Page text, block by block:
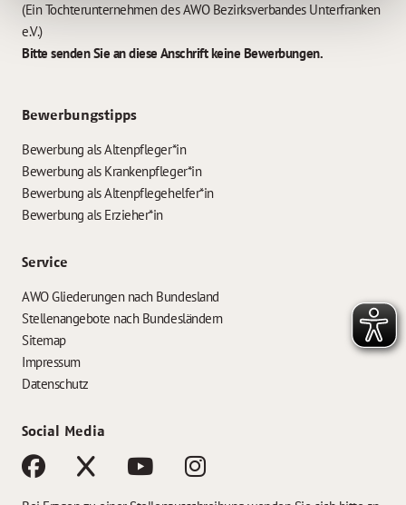
(Ein Tochterunternehmen des AWO Bezirksverbandes Unterfranken
e.V.)
Bitte senden Sie an diese Anschrift keine Bewerbungen.
Bewerbungstipps
Bewerbung als Altenpfleger*in
Bewerbung als Krankenpfleger*in
Bewerbung als Altenpflegehelfer*in
Bewerbung als Erzieher*in
Service
AWO Gliederungen nach Bundesland
Stellenangebote nach Bundesländern
Sitemap
Impressum
Datenschutz
Social Media